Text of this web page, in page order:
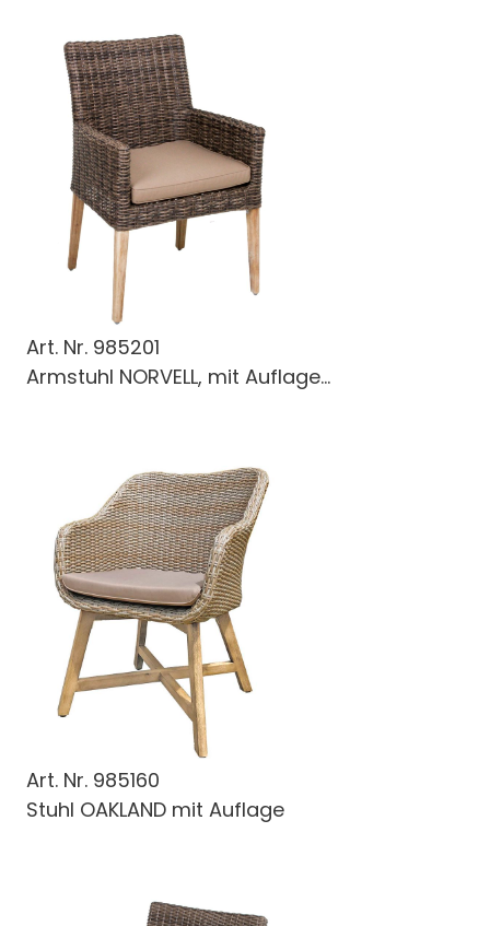
Art. Nr. 985201
Armstuhl NORVELL, mit Auflage...
Art. Nr. 985160
Stuhl OAKLAND mit Auflage